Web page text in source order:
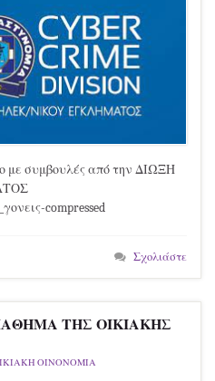
με συμβουλές από την ΔΙΩΞΗ
compressed
Σχολιάστε
ΤΗΣ ΟΙΚΙΑΚΗΣ
ΟΙΝΟΝΟΜΙΑ